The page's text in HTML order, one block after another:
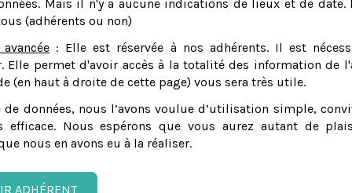
Mais il n'y a aucune indications de lieux et de date.
(adhérents ou non)
: Elle est réservée à nos adhérents. Il est
Elle permet d'avoir accès à la totalité des information de
(en haut à droite de cette page) vous sera très utile.
de données, nous l’avons voulue d’utilisation simple,
efficace. Nous espérons que vous aurez autant de
nous en avons eu à la réaliser.
ADHÉRENT